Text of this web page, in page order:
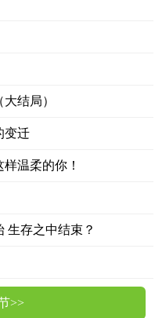
结局）
变迁
温柔的你！
生存之中结束？
>>